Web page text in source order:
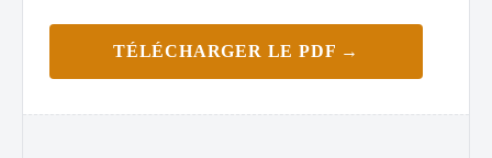
TÉLÉCHARGER LE PDF →